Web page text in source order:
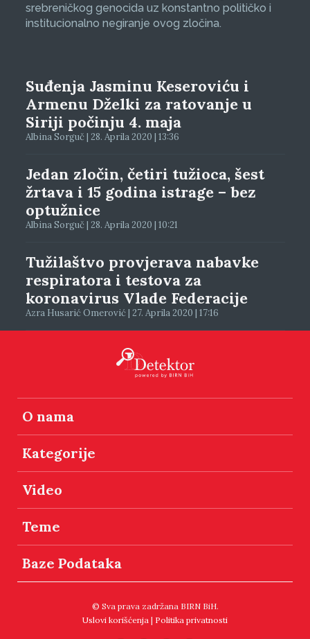
srebreničkog genocida uz konstantno političko i
institucionalno negiranje ovog zločina.
Suđenja Jasminu Keseroviću i
Armenu Dželki za ratovanje u
Siriji počinju 4. maja
Albina Sorguč | 28. Aprila 2020 | 13:36
Jedan zločin, četiri tužioca, šest
žrtava i 15 godina istrage – bez
optužnice
Albina Sorguč | 28. Aprila 2020 | 10:21
Tužilaštvo provjerava nabavke
respiratora i testova za
koronavirus Vlade Federacije
Azra Husarić Omerović | 27. Aprila 2020 | 17:16
O nama
Kategorije
Video
Teme
Baze Podataka
© Sva prava zadržana BIRN BiH.
Uslovi korišćenja | Politika privatnosti